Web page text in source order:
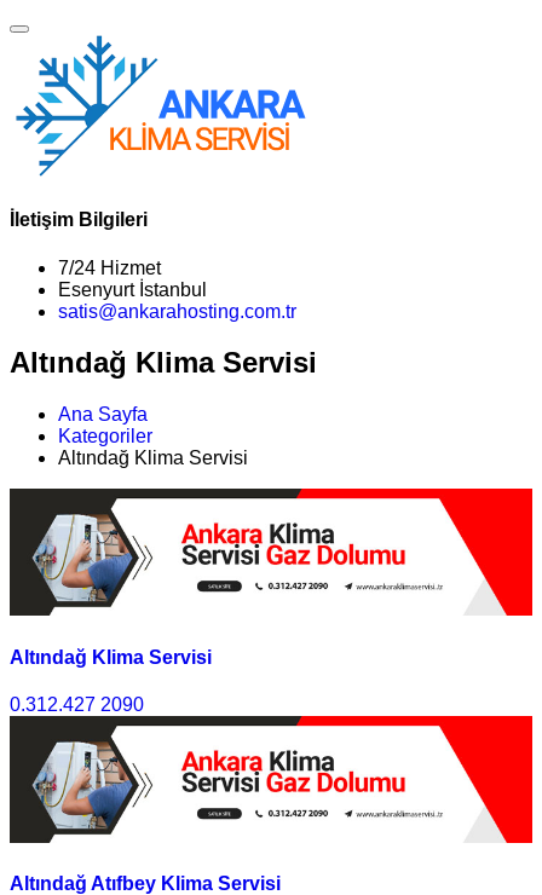
İletişim Bilgileri
7/24 Hizmet
Esenyurt İstanbul
satis@ankarahosting.com.tr
Altındağ Klima Servisi
Ana Sayfa
Kategoriler
Altındağ Klima Servisi
Altındağ Klima Servisi
0.312.427 2090
Altındağ Atıfbey Klima Servisi